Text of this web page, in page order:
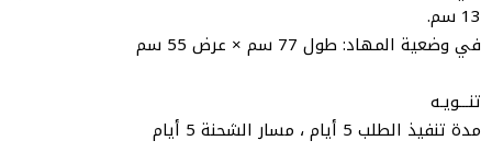
13 سم.
في وضعية المهاد: طول 77 سم × عرض 55 سم
تنـــويـه
مدة تنفيذ الطلب 5 أيام ، مسار الشحنة 5 أيام